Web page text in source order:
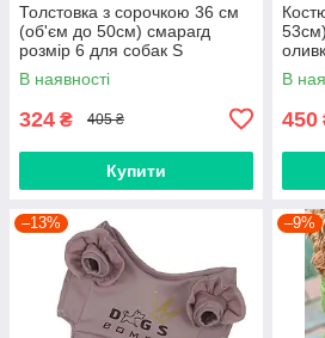
Толстовка з сорочкою 36 см
(об'єм до 50см) смарагд
розмір 6 для собак S
В наявності
324 ₴ 405 ₴
Купити
В
450
–13% –9%